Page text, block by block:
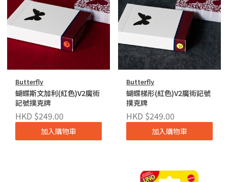
Butterfly
蝴蝶斯文加利(紅色)V2魔術
記號撲克牌
HKD $249.00
加入購物車
Butterfly
蝴蝶梯形(紅色)V2魔術記號
撲克牌
HKD $249.00
加入購物車